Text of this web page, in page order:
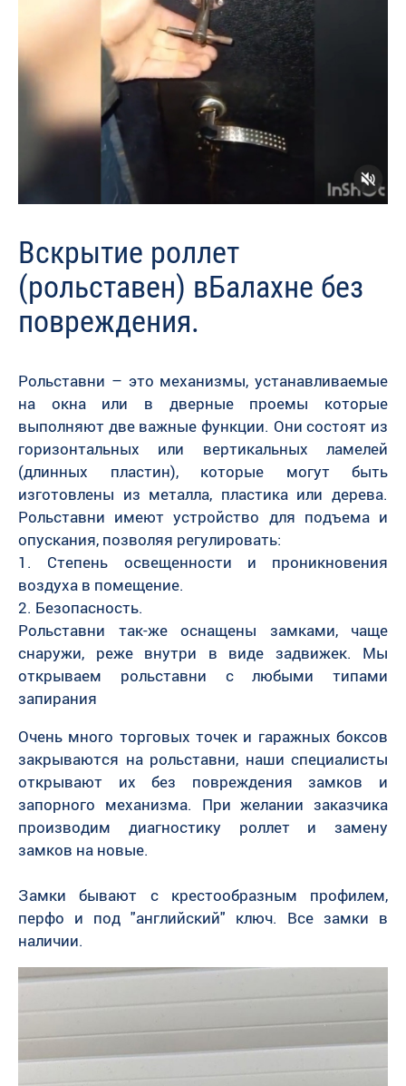
Вскрытие роллет
(рольставен) вБалахне без
повреждения.
Рольставни – это механизмы, устанавливаемые
на окна или в дверные проемы которые
выполняют две важные функции. Они состоят из
горизонтальных или вертикальных ламелей
(длинных пластин), которые могут быть
изготовлены из металла, пластика или дерева.
Рольставни имеют устройство для подъема и
опускания, позволяя регулировать:
1. Степень освещенности и проникновения
воздуха в помещение.
2. Безопасность.
Рольставни так-же оснащены замками, чаще
снаружи, реже внутри в виде задвижек. Мы
открываем рольставни с любыми типами
запирания
Очень много торговых точек и гаражных боксов
закрываются на рольставни, наши специалисты
открывают их без повреждения замков и
запорного механизма. При желании заказчика
производим диагностику роллет и замену
замков на новые.
Замки бывают с крестообразным профилем,
перфо и под "английский" ключ. Все замки в
наличии.